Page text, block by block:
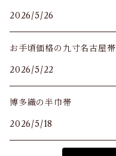
2026/5/26
お手頃価格の九寸名古屋帯
2026/5/22
博多織の半巾帯
2026/5/18